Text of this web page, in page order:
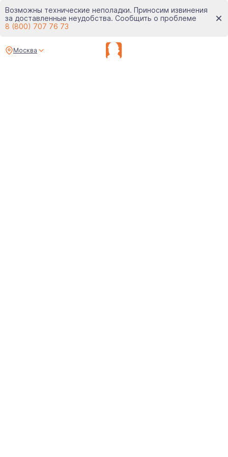
Возможны технические неполадки. Приносим извинения
за доставленные неудобства. Сообщить о проблеме
8 (800) 707 76 73
Москва